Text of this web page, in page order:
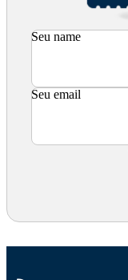
Seu name
Seu email